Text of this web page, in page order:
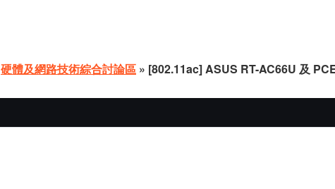
硬體及網路技術綜合討論區 » [802.11ac] ASUS RT-AC66U 及